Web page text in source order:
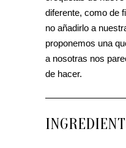
diferente, como de
no añadirlo a
proponemos una
a nosotras nos
de hacer.